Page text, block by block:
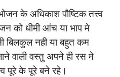
के अधिकाश पौष्टिक तत्त्व
को धीमी आंच या भाप मे
बिलकुल नही या बहुत कम
वाली वस्तु अपने ही रस मे
पूरे के पूरे बने रहे।